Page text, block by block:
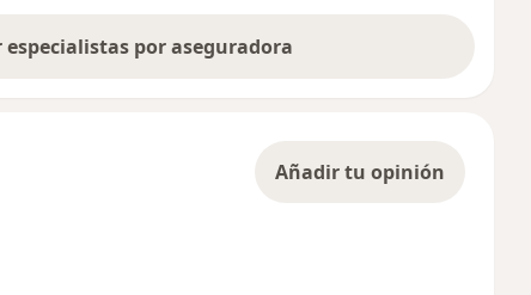
especialistas por aseguradora
Añadir tu opinión